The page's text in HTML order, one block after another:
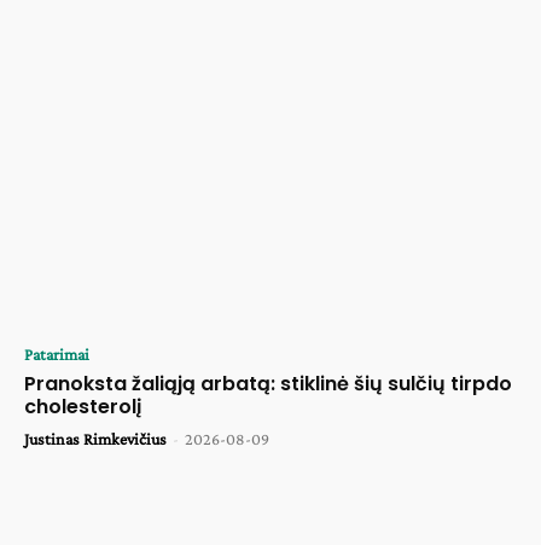
Patarimai
Pranoksta žaliąją arbatą: stiklinė šių sulčių tirpdo
cholesterolį
Justinas Rimkevičius - 2026-08-09